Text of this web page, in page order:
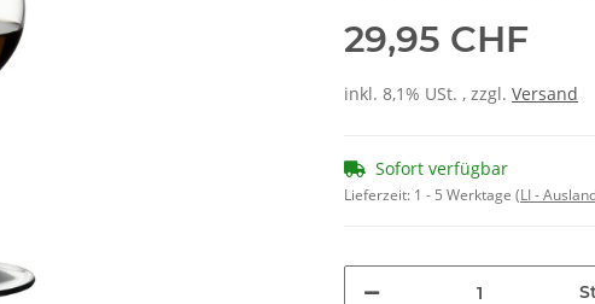
29,95 CHF
inkl. 8,1% USt. , zzgl. Versand
Sofort verfügbar
Lieferzeit: 1 - 5 Werktage (LI -